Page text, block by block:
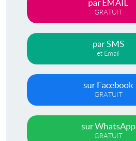
par EMAIL
GRATUIT
par SMS
et Email
sur Facebook
GRATUIT
sur WhatsApp
GRATUIT